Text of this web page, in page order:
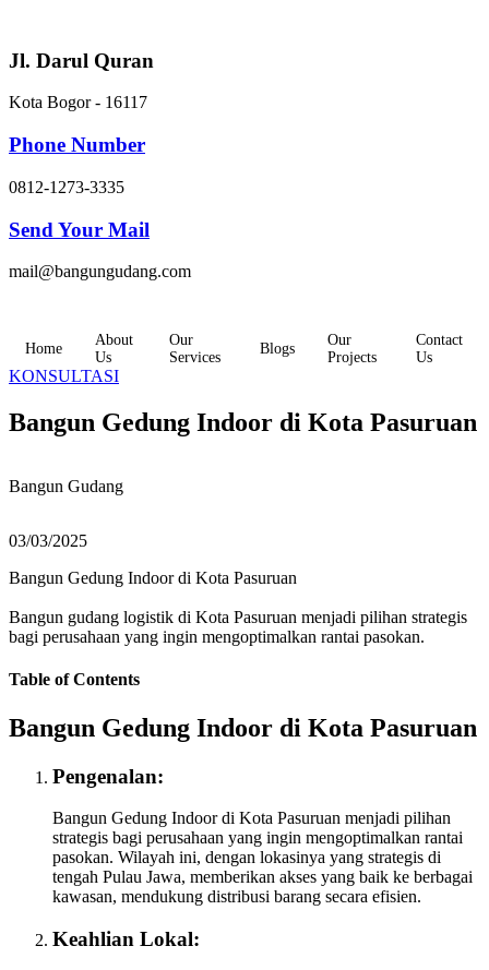
content
Jl. Darul Quran
Kota Bogor - 16117
Phone Number
0812-1273-3335
Send Your Mail
mail@bangungudang.com
Home
About
Us
Our
Services
Blogs
Our
Projects
Contact
Us
KONSULTASI
Bangun Gedung Indoor di Kota Pasuruan
Bangun Gudang
03/03/2025
Bangun Gedung Indoor di Kota Pasuruan
Bangun gudang logistik di Kota Pasuruan menjadi pilihan strategis
bagi perusahaan yang ingin mengoptimalkan rantai pasokan.
Table of Contents
Bangun Gedung Indoor di Kota Pasuruan
Pengenalan:
Bangun Gedung Indoor di Kota Pasuruan menjadi pilihan
strategis bagi perusahaan yang ingin mengoptimalkan rantai
pasokan. Wilayah ini, dengan lokasinya yang strategis di
tengah Pulau Jawa, memberikan akses yang baik ke berbagai
kawasan, mendukung distribusi barang secara efisien.
Keahlian Lokal: